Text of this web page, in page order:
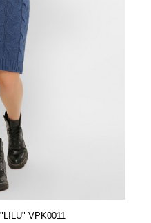
VPK0011